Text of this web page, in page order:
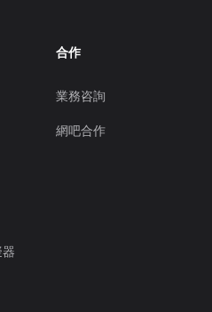
合作
業務咨詢
網吧合作